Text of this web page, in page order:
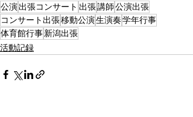
公演出張コンサート 出張講師公演出張
コンサート出張移動公演生演奏学年行事
体育館行事新潟出張
活動記録